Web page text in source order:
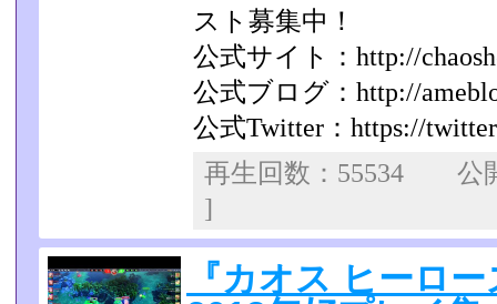
スト募集中！
公式サイト：http://
公式ブログ：http://
公式Twitter：https://
再生回数：55534
]
『カオス ヒーロ